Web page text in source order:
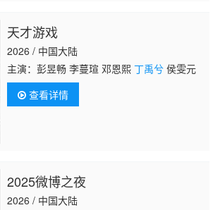
天才游戏
2026 / 中国大陆
主演：彭昱畅 李蔓瑄 邓恩熙 丁禹兮侯雯元
查看详情
2025微博之夜
2026 / 中国大陆